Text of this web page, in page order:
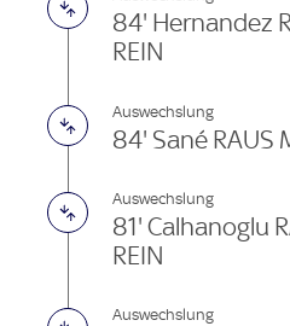
84' Hernandez
REIN
Auswechslung
84' Sané RAUS
Auswechslung
81' Calhanoglu
REIN
Auswechslung